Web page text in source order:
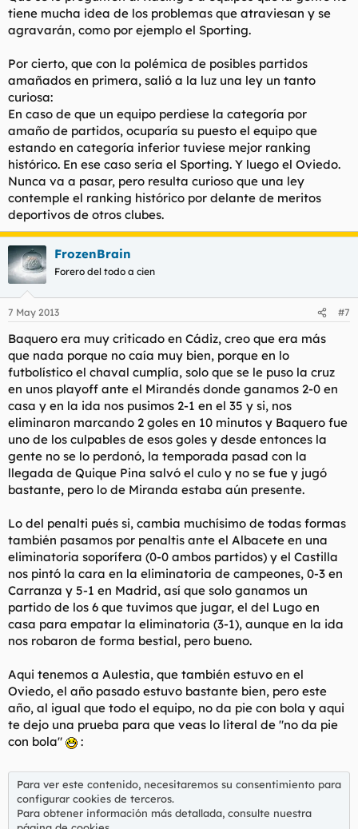
tiene mucha idea de los problemas que atraviesan y se
agravarán, como por ejemplo el Sporting.
Por cierto, que con la polémica de posibles partidos
amañados en primera, salió a la luz una ley un tanto
curiosa:
En caso de que un equipo perdiese la categoría por
amaño de partidos, ocuparía su puesto el equipo que
estando en categoría inferior tuviese mejor ranking
histórico. En ese caso sería el Sporting. Y luego el Oviedo.
Nunca va a pasar, pero resulta curioso que una ley
contemple el ranking histórico por delante de meritos
deportivos de otros clubes.
FrozenBrain
Forero del todo a cien
7 May 2013 #7
Baquero era muy criticado en Cádiz, creo que era más
que nada porque no caía muy bien, porque en lo
futbolístico el chaval cumplía, solo que se le puso la cruz
en unos playoff ante el Mirandés donde ganamos 2-0 en
casa y en la ida nos pusimos 2-1 en el 35 y si, nos
eliminaron marcando 2 goles en 10 minutos y Baquero fue
uno de los culpables de esos goles y desde entonces la
gente no se lo perdonó, la temporada pasad con la
llegada de Quique Pina salvó el culo y no se fue y jugó
bastante, pero lo de Miranda estaba aún presente.
Lo del penalti pués si, cambia muchísimo de todas formas
también pasamos por penaltis ante el Albacete en una
eliminatoria soporífera (0-0 ambos partidos) y el Castilla
nos pintó la cara en la eliminatoria de campeones, 0-3 en
Carranza y 5-1 en Madrid, así que solo ganamos un
partido de los 6 que tuvimos que jugar, el del Lugo en
casa para empatar la eliminatoria (3-1), aunque en la ida
nos robaron de forma bestial, pero bueno.
Aqui tenemos a Aulestia, que también estuvo en el
Oviedo, el año pasado estuvo bastante bien, pero este
año, al igual que todo el equipo, no da pie con bola y aqui
te dejo una prueba para que veas lo literal de "no da pie
con bola"
:
Para ver este contenido, necesitaremos su consentimiento para
configurar cookies de terceros.
Para obtener información más detallada, consulte nuestra